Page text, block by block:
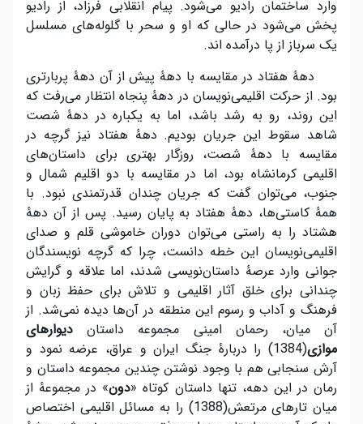
وارد ساختمان رادیو می‌شود. پیام انقلابی فرزاد، از رادیو
پخش می‌شود در حالی که او و سحر با گلوله‌های مسلسل
یک سرباز از پا در‌آمده اند.
دهۀ هفتاد در مقایسه با دهۀ پیش از آن دهۀ پر‌بارتری
بود. از حرکت اقلیمی‌نویسان در دهۀ پنجاه انتظار می‌رفت که
این روند، رو به رشد باشد، اما به یکباره در دهۀ شصت
شاهد سقوط این جریان بودیم. دهۀ هفتاد نیز گرچه در
مقایسه با دهۀ شصت، روزگار بهتری برای داستان‌های
اقلیمی کرمانشاه بود، اما در مقایسه با دو اقلیم شمال و
جنوب، می‌توان گفت که جریان چندان قدرتمندی نبود. با
همۀ کاستی‌ها، دهۀ هفتاد به پایان رسید. پس از آن دهۀ
هشتاد را به راستی می‌توان دوران خاموشی قلم و صدای
اقلیمی‌نویسان این خطه دانست، چرا که گرچه نویسندگان
جوانی وارد عرصۀ داستان‌نویسی شدند، اما علاقه و گرایش
چندانی برای خلق آثار اقلیمی و تلاش برای حفظ زبان و
فرهنگ و آداب و رسوم این منطقه در آن‌ها دیده نمی‌شد. از
آن میان، رحمان امینی مجموعه داستان دیوارهای
موازی
(1384) را دربارۀ جنگ ایران و عراق، عرضه نمود و
آرش سنجابی هم با وجود نوشتن چندین مجموعه داستان و
رمان در این دهه، تنها داستان کوتاه «دون» در مجموعۀ از
میان تارهای مرتعش(1388) را به مسائل اقلیمی اختصاص